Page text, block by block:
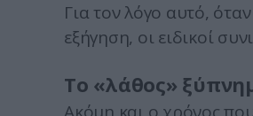
Για τον λόγο αυτό,
εξήγηση, οι ειδικοί
Το «λάθος»
Ακόμη και ο χρόνος